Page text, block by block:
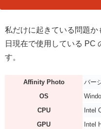
私だけに起きている問題
日現在で使用している PC
す。
Affinity Photo
バー
OS
CPU
Intel
GPU
Intel